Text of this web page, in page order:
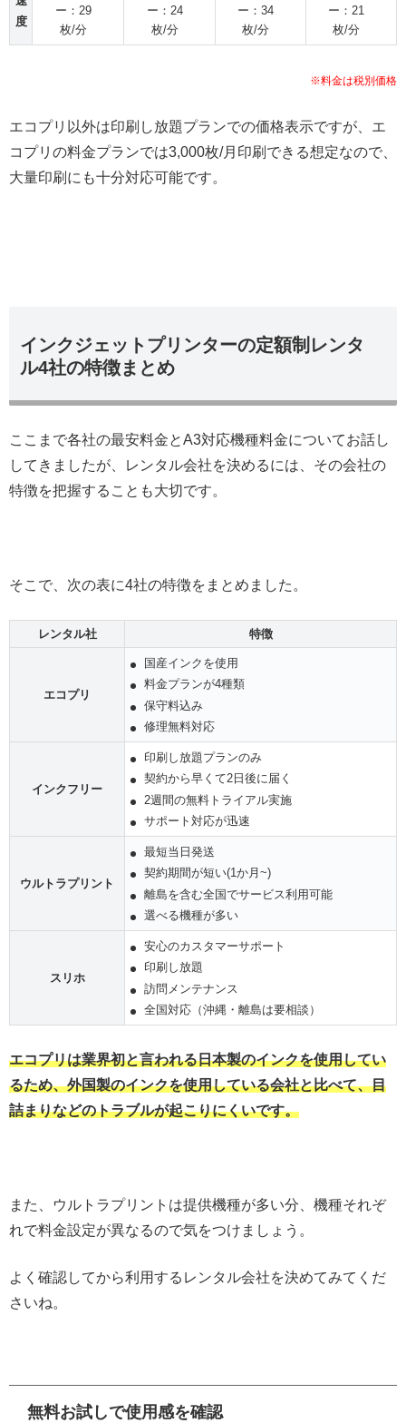
度
ー：29
枚/分
ー：24
枚/分
ー：34
枚/分
ー：21
枚/分
※料金は税別価格
エコプリ以外は印刷し放題プランでの価格表示ですが、エ
コプリの料金プランでは3,000枚/月印刷できる想定なので、
大量印刷にも十分対応可能です。
インクジェットプリンターの定額制レンタ
ル4社の特徴まとめ
ここまで各社の最安料金とA3対応機種料金についてお話し
してきましたが、レンタル会社を決めるには、その会社の
特徴を把握することも大切です。
そこで、次の表に4社の特徴をまとめました。
レンタル社 特徴
エコプリ
国産インクを使用
料金プランが4種類
保守料込み
修理無料対応
インクフリー
印刷し放題プランのみ
契約から早くて2日後に届く
2週間の無料トライアル実施
サポート対応が迅速
ウルトラプリント
最短当日発送
契約期間が短い(1か月~)
離島を含む全国でサービス利用可能
選べる機種が多い
スリホ
安心のカスタマーサポート
印刷し放題
訪問メンテナンス
全国対応（沖縄・離島は要相談）
エコプリは業界初と言われる日本製のインクを使用してい
るため、外国製のインクを使用している会社と比べて、目
詰まりなどのトラブルが起こりにくいです。
また、ウルトラプリントは提供機種が多い分、機種それぞ
れで料金設定が異なるので気をつけましょう。
よく確認してから利用するレンタル会社を決めてみてくだ
さいね。
無料お試しで使用感を確認